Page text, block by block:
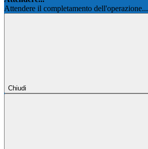
Attendere il completamento dell'operazione...
Chiudi